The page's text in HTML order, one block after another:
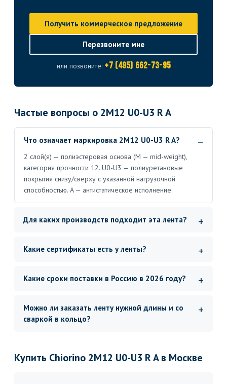
Получить коммерческое предложение
Перезвоните мне
или позвоните: +7 (495) 662-73-95
Частые вопросы о 2M12 U0-U3 R A
Что означает маркировка 2M12 U0-U3 R A?
2 слой(я) — полиэстеровая основа (M — mid-weight),
категория прочности 12. U0-U3 — полиуретановые
покрытия снизу/сверху с указанной нагрузочной
способностью. A — антистатическое исполнение.
Для каких производств подходит эта лента?
Какие сертификаты есть у ленты?
Какие сроки поставки в Россию в 2026 году?
Можно ли заказать ленту нужной длины и со
сваркой в кольцо?
Купить Chiorino 2M12 U0-U3 R A в Москве